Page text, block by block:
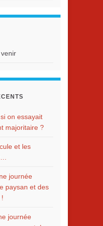
on essayait
majoritaire ?
et les
journée
paysan et des
journée